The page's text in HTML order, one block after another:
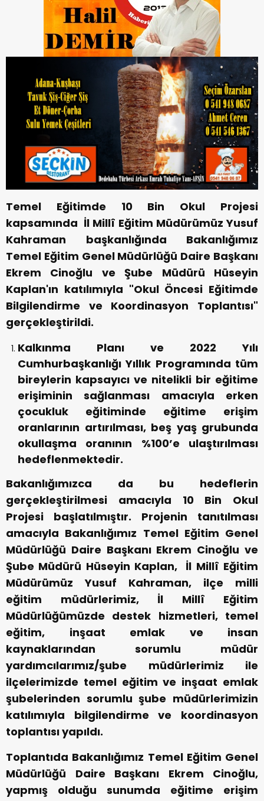
Temel Eğitimde 10 Bin Okul Projesi
kapsamında İl Millî Eğitim Müdürümüz Yusuf
Kahraman başkanlığında Bakanlığımız
Temel Eğitim Genel Müdürlüğü Daire Başkanı
Ekrem Cinoğlu ve Şube Müdürü Hüseyin
Kaplan'ın katılımıyla "Okul Öncesi Eğitimde
Bilgilendirme ve Koordinasyon Toplantısı"
gerçekleştirildi.
Kalkınma Planı ve 2022 Yılı
Cumhurbaşkanlığı Yıllık Programında tüm
bireylerin kapsayıcı ve nitelikli bir eğitime
erişiminin sağlanması amacıyla erken
çocukluk eğitiminde eğitime erişim
oranlarının artırılması, beş yaş grubunda
okullaşma oranının %100’e ulaştırılması
hedeflenmektedir.
Bakanlığımızca da bu hedeflerin
gerçekleştirilmesi amacıyla 10 Bin Okul
Projesi başlatılmıştır. Projenin tanıtılması
amacıyla Bakanlığımız Temel Eğitim Genel
Müdürlüğü Daire Başkanı Ekrem Cinoğlu ve
Şube Müdürü Hüseyin Kaplan, İl Millî Eğitim
Müdürümüz Yusuf Kahraman, ilçe milli
eğitim müdürlerimiz, İl Millî Eğitim
Müdürlüğümüzde destek hizmetleri, temel
eğitim, inşaat emlak ve insan
kaynaklarından sorumlu müdür
yardımcılarımız/şube müdürlerimiz ile
ilçelerimizde temel eğitim ve inşaat emlak
şubelerinden sorumlu şube müdürlerimizin
katılımıyla bilgilendirme ve koordinasyon
toplantısı yapıldı.
Toplantıda Bakanlığımız Temel Eğitim Genel
Müdürlüğü Daire Başkanı Ekrem Cinoğlu,
yapmış olduğu sunumda eğitime erişim